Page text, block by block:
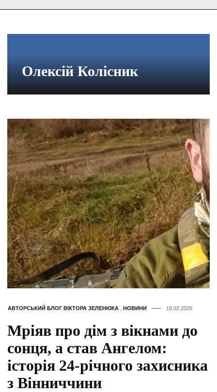
Олексій Колісник
АВТОРСЬКИЙ БЛОГ ВІКТОРА ЗЕЛЕНЮКА НОВИНИ 19.02.2026
Мріяв про дім з вікнами до
сонця, а став Ангелом:
історія 24-річного захисника
з Вінниччини